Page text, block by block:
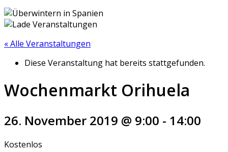
« Alle Veranstaltungen
Diese Veranstaltung hat bereits stattgefunden.
Wochenmarkt Orihuela
26. November 2019 @ 9:00 - 14:00
Kostenlos